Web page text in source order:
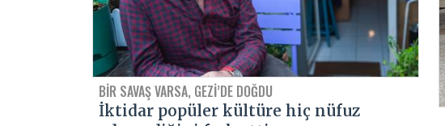
BIR SAVAŞ VARSA, GEZI’DE DOĞDU
İktidar popüler kültüre hiç nüfuz